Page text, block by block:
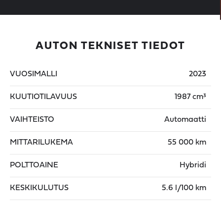
AUTON TEKNISET TIEDOT
VUOSIMALLI 2023
KUUTIOTILAVUUS 1987 cm³
VAIHTEISTO Automaatti
MITTARILUKEMA 55 000 km
POLTTOAINE Hybridi
KESKIKULUTUS 5.6 l/100 km